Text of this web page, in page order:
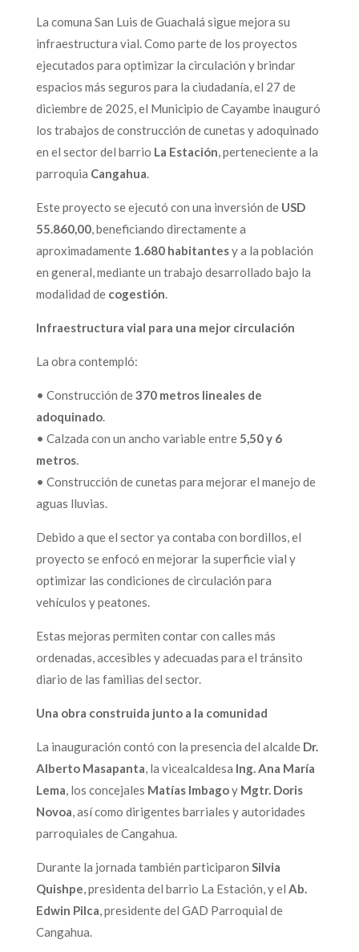
La comuna San Luis de Guachalá sigue mejora su
infraestructura vial. Como parte de los proyectos
ejecutados para optimizar la circulación y brindar
espacios más seguros para la ciudadanía, el 27 de
diciembre de 2025, el Municipio de Cayambe inauguró
los trabajos de construcción de cunetas y adoquinado
en el sector del barrio La Estación, perteneciente a la
parroquia Cangahua.
Este proyecto se ejecutó con una inversión de USD
55.860,00, beneficiando directamente a
aproximadamente 1.680 habitantesy a la población
en general, mediante un trabajo desarrollado bajo la
modalidad de cogestión.
Infraestructura vial para una mejor circulación
La obra contempló:
• Construcción de370 metros lineales de
adoquinado.
• Calzada con un ancho variable entre 5,50 y 6
metros.
• Construcción de cunetas para mejorar el manejo de
aguas lluvias.
Debido a que el sector ya contaba con bordillos, el
proyecto se enfocó en mejorar la superficie vial y
optimizar las condiciones de circulación para
vehículos y peatones.
Estas mejoras permiten contar con calles más
ordenadas, accesibles y adecuadas para el tránsito
diario de las familias del sector.
Una obra construida junto a la comunidad
La inauguración contó con la presencia del alcalde Dr.
Alberto Masapanta, la vicealcaldesa Ing. Ana María
Lema, los concejales Matías Imbagoy Mgtr. Doris
Novoa, así como dirigentes barriales y autoridades
parroquiales de Cangahua.
Durante la jornada también participaron Silvia
Quishpe, presidenta del barrio La Estación, y el Ab.
Edwin Pilca, presidente del GAD Parroquial de
Cangahua.